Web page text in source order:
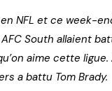
en NFL et ce week-
South allaient
aime cette
a battu Tom Brady.